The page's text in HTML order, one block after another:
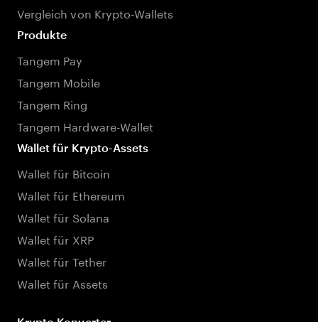
Vergleich von Krypto-Wallets
Produkte
Tangem Pay
Tangem Mobile
Tangem Ring
Tangem Hardware-Wallet
Wallet für Krypto-Assets
Wallet für Bitcoin
Wallet für Ethereum
Wallet für Solana
Wallet für XRP
Wallet für Tether
Wallet für Assets